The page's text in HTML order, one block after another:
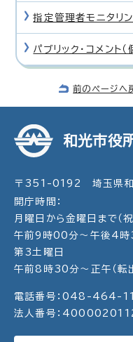
指定管理者モニタリン
パブリック・コメント
前のページへ
和光市役
〒351-0192 埼玉県和
開庁時間：
月曜日から金曜日まで（
午前9時00分～午後4
第3土曜日
午前8時30分～正午（転
電話番号：048-464-
法人番号：